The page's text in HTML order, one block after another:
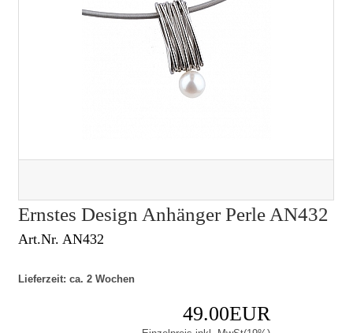
Ernstes Design Anhänger Perle AN432
Art.Nr. AN432
Lieferzeit: ca. 2 Wochen
49.00EUR